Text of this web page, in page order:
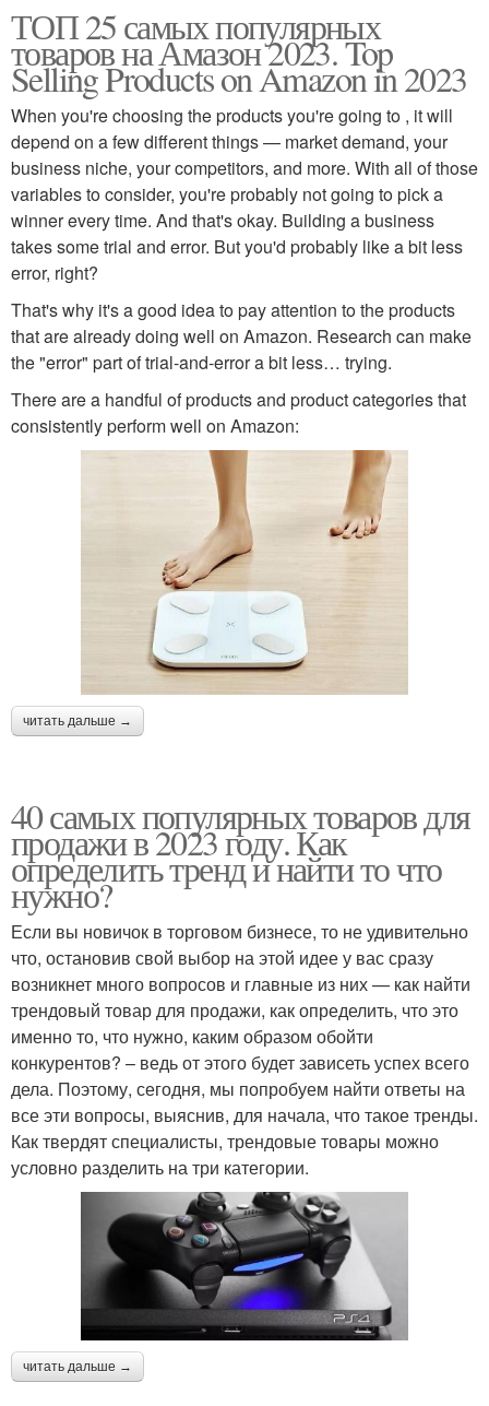
ТОП 25 самых популярных
товаров на Амазон 2023. Top
Selling Products on Amazon in 2023
When you're choosing the products you're going to , it will
depend on a few different things — market demand, your
business niche, your competitors, and more. With all of those
variables to consider, you're probably not going to pick a
winner every time. And that's okay. Building a business
takes some trial and error. But you'd probably like a bit less
error, right?
That's why it's a good idea to pay attention to the products
that are already doing well on Amazon. Research can make
the "error" part of trial-and-error a bit less… trying.
There are a handful of products and product categories that
consistently perform well on Amazon:
читать дальше →
40 самых популярных товаров для
продажи в 2023 году. Как
определить тренд и найти то что
нужно?
Если вы новичок в торговом бизнесе, то не удивительно
что, остановив свой выбор на этой идее у вас сразу
возникнет много вопросов и главные из них — как найти
трендовый товар для продажи, как определить, что это
именно то, что нужно, каким образом обойти
конкурентов? – ведь от этого будет зависеть успех всего
дела. Поэтому, сегодня, мы попробуем найти ответы на
все эти вопросы, выяснив, для начала, что такое тренды.
Как твердят специалисты, трендовые товары можно
условно разделить на три категории.
читать дальше →